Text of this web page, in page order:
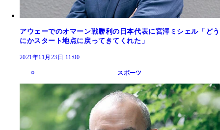
アウェーでのオマーン戦勝利の日本代表に宮澤ミシェル「どう
にかスタート地点に戻ってきてくれた」
2021年11月23日 11:00
スポーツ